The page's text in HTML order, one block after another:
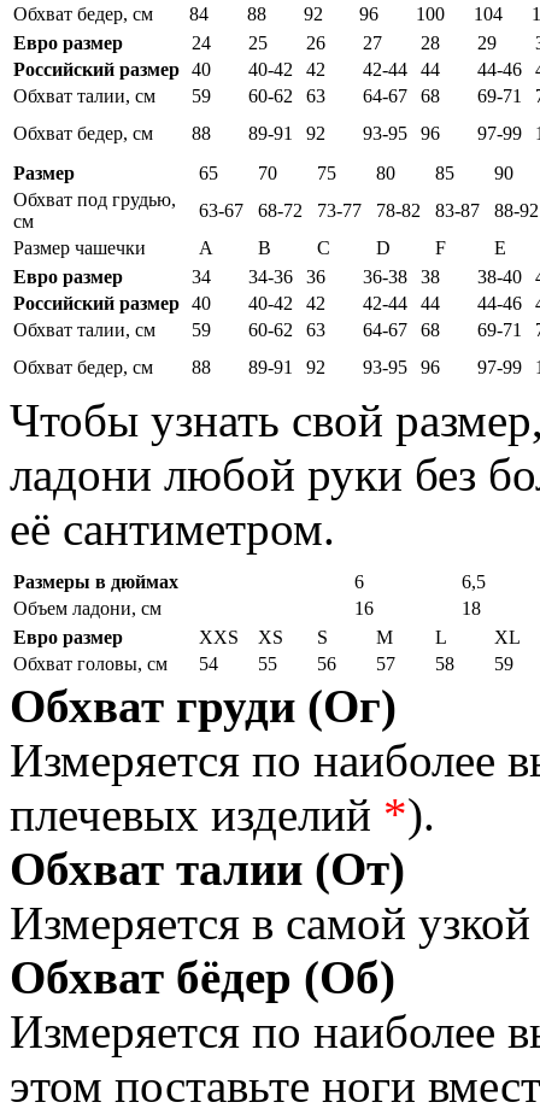
Обхват бедер, см
84 88 92 96 100 104
Евро размер
24 25 26 27 28 29
Российский размер 40 40-42 42 42-44 44 44-46
Обхват талии, см
59 60-62 63 64-67 68 69-71
Обхват бедер, см
88 89-91 92 93-95 96 97-99
Размер
65 70 75 80 85
90
Обхват под грудью,
см
63-67 68-72 73-77 78-82 83-87
88-92
Размер чашечки
A B C D F
E
Евро размер
34 34-36 36 36-38 38 38-40
Российский размер 40 40-42 42 42-44 44 44-46
Обхват талии, см
59 60-62 63 64-67 68 69-71
Обхват бедер, см
88 89-91 92 93-95 96 97-99
Чтобы узнать свой
ладони любой руки без
её сантиметром.
Размеры в дюймах 6
6,5
Объем ладони, см
16
18
Евро размер
XXS XS S M L
XL
Обхват головы, см
54 55 56 57 58 59
Обхват груди (Ог)
Измеряется по наиболее
плечевых изделий *).
Обхват талии (От)
Измеряется в самой
Обхват бёдер (Об)
Измеряется по наиболее
этом поставьте ноги